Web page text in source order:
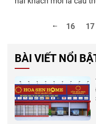
mạnh thường quân,
16 17
BÀI VIẾT NỔI